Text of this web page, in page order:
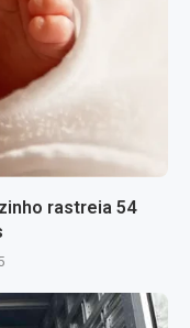
rastreia 54